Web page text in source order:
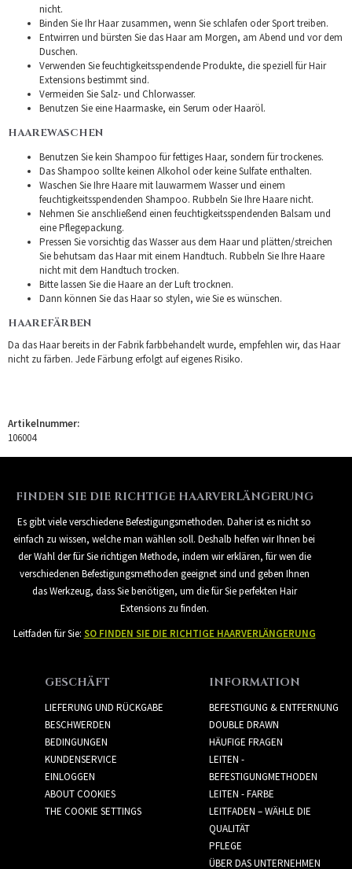
nicht.
Binden Sie Ihr Haar zusammen, wenn Sie schlafen oder Sport treiben.
Entwirren und bürsten Sie das Haar am Morgen, am Abend und vor dem
Duschen.
Verwenden Sie feuchtigkeitsspendende Produkte, die speziell für Hair
Extensions bestimmt sind.
Vermeiden Sie Salz- und Chlorwasser.
Benutzen Sie eine Haarmaske, ein Serum oder Haaröl.
HAAREWASCHEN
Benutzen Sie kein Shampoo für fettiges Haar, sondern für trockenes.
Das Shampoo sollte keinen Alkohol oder keine Sulfate enthalten.
Waschen Sie Ihre Haare mit lauwarmem Wasser und einem
feuchtigkeitsspendenden Shampoo. Rubbeln Sie Ihre Haare nicht.
Nehmen Sie anschließend einen feuchtigkeitsspendenden Balsam und
eine Pflegepackung.
Pressen Sie vorsichtig das Wasser aus dem Haar und plätten/streichen
Sie behutsam das Haar mit einem Handtuch. Rubbeln Sie Ihre Haare
nicht mit dem Handtuch trocken.
Bitte lassen Sie die Haare an der Luft trocknen.
Dann können Sie das Haar so stylen, wie Sie es wünschen.
HAAREFÄRBEN
Da das Haar bereits in der Fabrik farbbehandelt wurde, empfehlen wir, das Haar
nicht zu färben. Jede Färbung erfolgt auf eigenes Risiko.
Artikelnummer:
106004
FINDEN SIE DIE RICHTIGE HAARVERLÄNGERUNG
Es gibt viele verschiedene Befestigungsmethoden. Daher ist es nicht so
einfach zu wissen, welche man wählen soll. Deshalb helfen wir Ihnen bei
der Wahl der für Sie richtigen Methode, indem wir erklären, für wen die
verschiedenen Befestigungsmethoden geeignet sind und geben Ihnen
das Werkzeug, dass Sie benötigen, um die für Sie perfekten Hair
Extensions zu finden.
Leitfaden für Sie: SO FINDEN SIE DIE RICHTIGE HAARVERLÄNGERUNG
GESCHÄFT
LIEFERUNG UND RÜCKGABE
BESCHWERDEN
BEDINGUNGEN
KUNDENSERVICE
EINLOGGEN
ABOUT COOKIES
THE COOKIE SETTINGS
INFORMATION
BEFESTIGUNG & ENTFERNUNG
DOUBLE DRAWN
HÄUFIGE FRAGEN
LEITEN -
BEFESTIGUNGMETHODEN
LEITEN - FARBE
LEITFADEN – WÄHLE DIE
QUALITÄT
PFLEGE
ÜBER DAS UNTERNEHMEN